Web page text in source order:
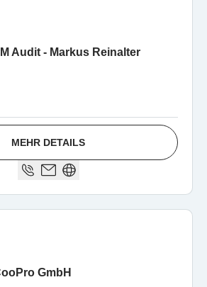
Audit - Markus Reinalter
MEHR DETAILS
GmbH